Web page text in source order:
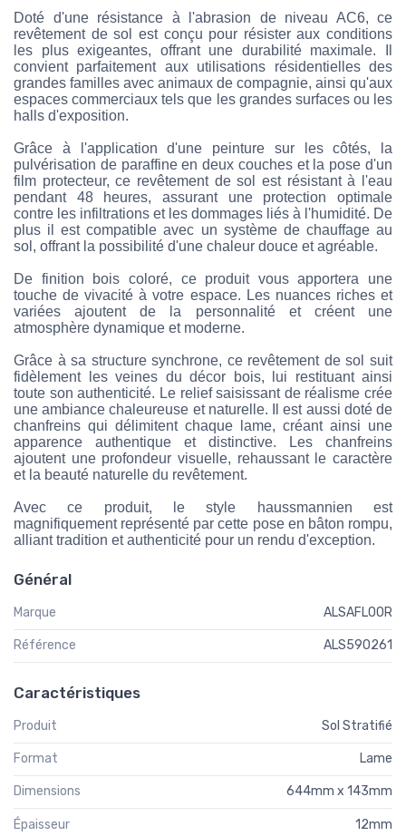
Doté d'une résistance à l'abrasion de niveau AC6, ce
revêtement de sol est conçu pour résister aux conditions
les plus exigeantes, offrant une durabilité maximale. Il
convient parfaitement aux utilisations résidentielles des
grandes familles avec animaux de compagnie, ainsi qu'aux
espaces commerciaux tels que les grandes surfaces ou les
halls d'exposition.
Grâce à l'application d'une peinture sur les côtés, la
pulvérisation de paraffine en deux couches et la pose d'un
film protecteur, ce revêtement de sol est résistant à l'eau
pendant 48 heures, assurant une protection optimale
contre les infiltrations et les dommages liés à l'humidité. De
plus il est compatible avec un système de chauffage au
sol, offrant la possibilité d'une chaleur douce et agréable.
De finition bois coloré, ce produit vous apportera une
touche de vivacité à votre espace. Les nuances riches et
variées ajoutent de la personnalité et créent une
atmosphère dynamique et moderne.
Grâce à sa structure synchrone, ce revêtement de sol suit
fidèlement les veines du décor bois, lui restituant ainsi
toute son authenticité. Le relief saisissant de réalisme crée
une ambiance chaleureuse et naturelle. Il est aussi doté de
chanfreins qui délimitent chaque lame, créant ainsi une
apparence authentique et distinctive. Les chanfreins
ajoutent une profondeur visuelle, rehaussant le caractère
et la beauté naturelle du revêtement.
Avec ce produit, le style haussmannien est
magnifiquement représenté par cette pose en bâton rompu,
alliant tradition et authenticité pour un rendu d'exception.
Général
Marque ALSAFLOOR
Référence ALS590261
Caractéristiques
Produit Sol Stratifié
Format Lame
Dimensions 644mm x 143mm
Épaisseur 12mm